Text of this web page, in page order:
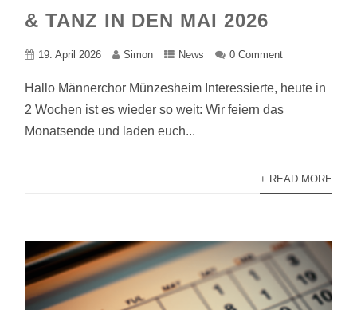
& TANZ IN DEN MAI 2026
19. April 2026 Simon News 0 Comment
Hallo Männerchor Münzesheim Interessierte, heute in
2 Wochen ist es wieder so weit: Wir feiern das
Monatsende und laden euch...
+ READ MORE